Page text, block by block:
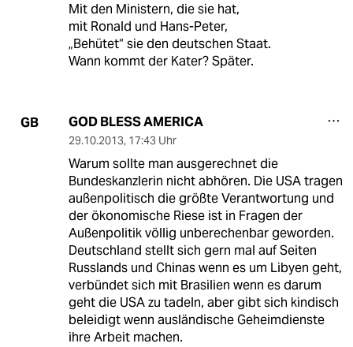
Mit den Ministern, die sie hat,
mit Ronald und Hans-Peter,
„Behütet“ sie den deutschen Staat.
Wann kommt der Kater? Später.
GB GOD BLESS AMERICA
29.10.2013, 17:43 Uhr
Warum sollte man ausgerechnet die
Bundeskanzlerin nicht abhören. Die USA tragen
außenpolitisch die größte Verantwortung und
der ökonomische Riese ist in Fragen der
Außenpolitik völlig unberechenbar geworden.
Deutschland stellt sich gern mal auf Seiten
Russlands und Chinas wenn es um Libyen geht,
verbündet sich mit Brasilien wenn es darum
geht die USA zu tadeln, aber gibt sich kindisch
beleidigt wenn ausländische Geheimdienste
ihre Arbeit machen.